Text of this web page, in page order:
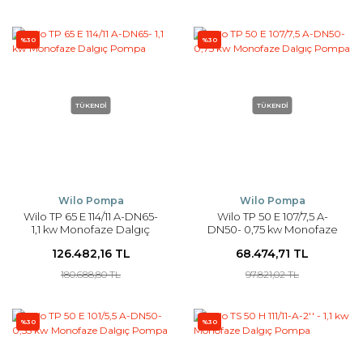
%30
TÜKENDİ
Wilo Pompa
Wilo TP 65 E 114/11 A-DN65-
1,1 kw Monofaze Dalgıç
126.482,16 TL
180.688,80 TL
%30
TÜKENDİ
Wilo Pompa
Wilo TP 50 E 107/7,5 A-
DN50- 0,75 kw Monofaze
68.474,71 TL
97.821,02 TL
%30 %30